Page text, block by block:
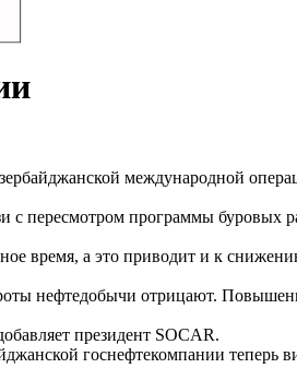
международной
с пересмотром программы буровых
время, а это приводит и к
нефтедобычи отрицают.
президент SOCAR.
госнефтекомпании теперь